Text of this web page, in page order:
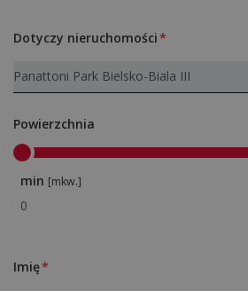
Dotyczy nieruchomości
Powierzchnia
min [mkw.]
Imię